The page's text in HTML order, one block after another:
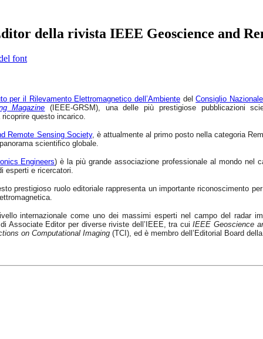
della rivista IEEE Geoscience and
font
per il Rilevamento Elettromagnetico dell’AmbientedelConsiglio
Magazine (IEEE-GRSM), una delle più prestigiose pubblicazioni
questo incarico.
Remote Sensing Society, è attualmente al primo posto nella categoria
scientifico globale.
Engineers) è la più grande associazione professionale al mondo nel
esperti e ricercatori.
prestigioso ruolo editoriale rappresenta un importante riconoscimento
internazionale come uno dei massimi esperti nel campo del radar
Associate Editor per diverse riviste dell’IEEE, tra cuiIEEE Geoscience
on Computational Imaging (TCI), ed è membro dell’Editorial Board